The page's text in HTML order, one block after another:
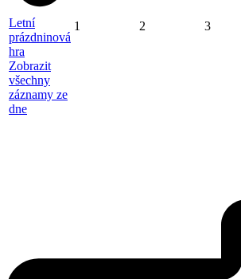
Letní
prázdninová
hra
Zobrazit
všechny
záznamy ze
dne
1 2 3